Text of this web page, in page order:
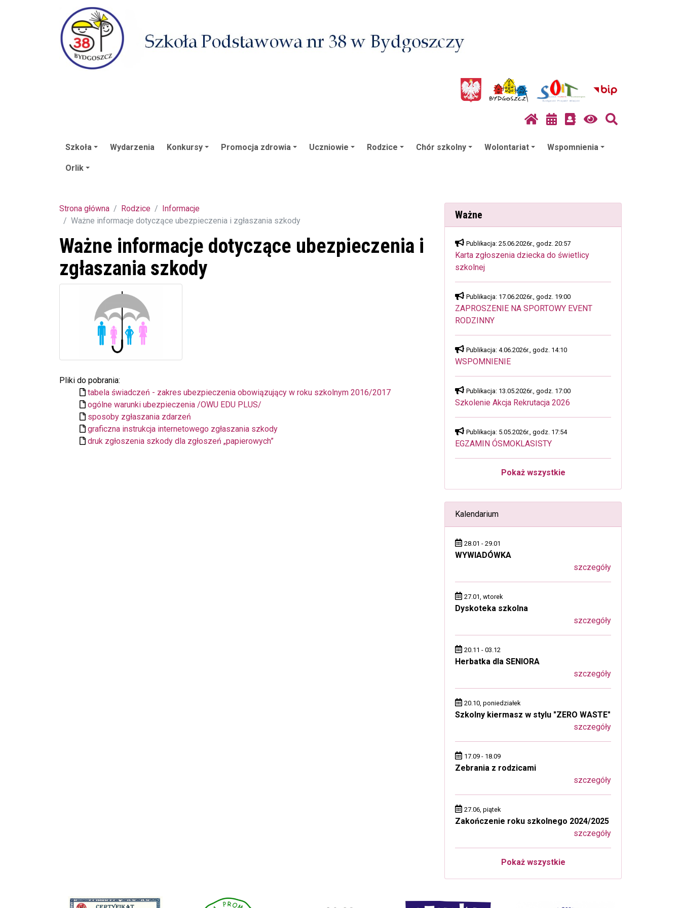
Szkoła Wydarzenia Konkursy Promocja zdrowia Uczniowie Rodzice Chór szkolny Wolontariat Wspomnienia
Orlik
Strona główna Rodzice
Informacje
Ważne informacje dotyczące ubezpieczenia i zgłaszania szkody
Ważne informacje dotyczące ubezpieczenia i
zgłaszania szkody
Pliki do pobrania:
tabela świadczeń - zakres ubezpieczenia obowiązujący w roku szkolnym 2016/2017
ogólne warunki ubezpieczenia /OWU EDU PLUS/
sposoby zgłaszania zdarzeń
graficzna instrukcja internetowego zgłaszania szkody
druk zgłoszenia szkody dla zgłoszeń „papierowych”
Ważne
Publikacja: 25.06.2026r., godz. 20:57
Karta zgłoszenia dziecka do świetlicy
szkolnej
Publikacja: 17.06.2026r., godz. 19:00
ZAPROSZENIE NA SPORTOWY EVENT
RODZINNY
Publikacja: 4.06.2026r., godz. 14:10
WSPOMNIENIE
Publikacja: 13.05.2026r., godz. 17:00
Szkolenie Akcja Rekrutacja 2026
Publikacja: 5.05.2026r., godz. 17:54
EGZAMIN ÓSMOKLASISTY
Pokaż wszystkie
Kalendarium
28.01 - 29.01
WYWIADÓWKA
szczegóły
27.01, wtorek
Dyskoteka szkolna
szczegóły
20.11 - 03.12
Herbatka dla SENIORA
szczegóły
20.10, poniedziałek
Szkolny kiermasz w stylu "ZERO WASTE"
szczegóły
17.09 - 18.09
Zebrania z rodzicami
szczegóły
27.06, piątek
Zakończenie roku szkolnego 2024/2025
szczegóły
Pokaż wszystkie